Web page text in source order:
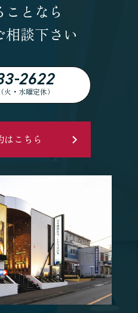
となら
談下さい
2622
・水曜定休）
こちら